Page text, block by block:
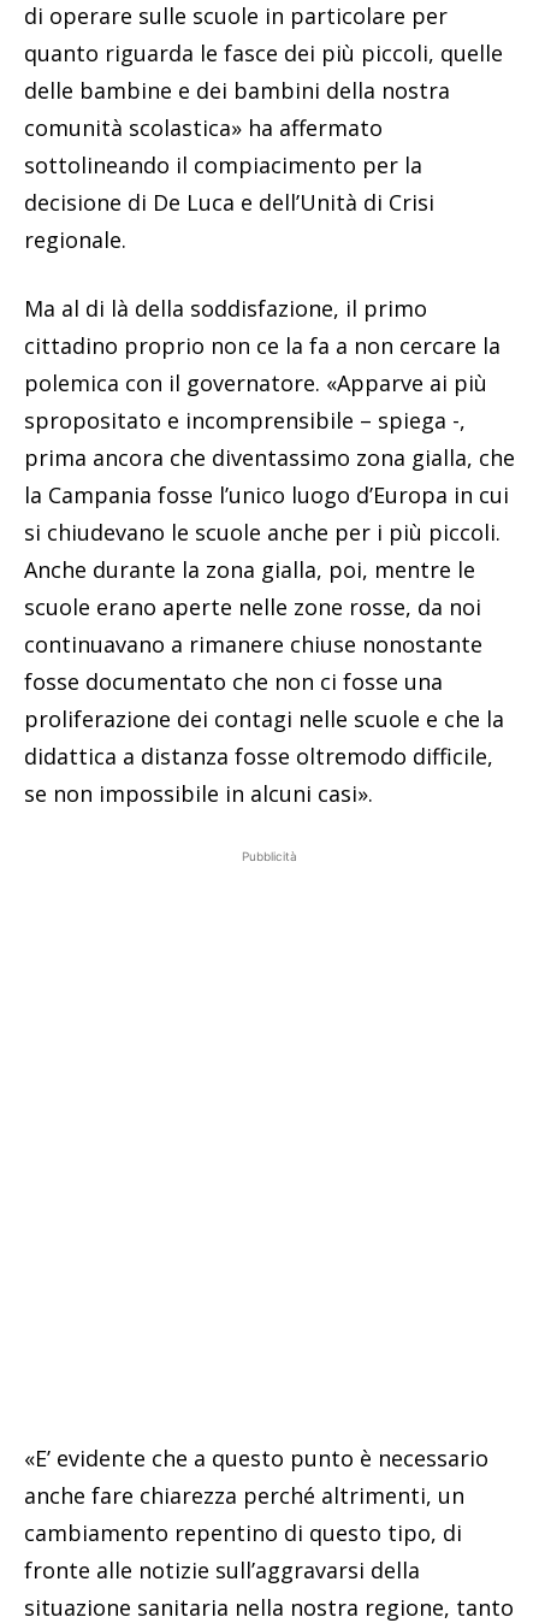
di operare sulle scuole in particolare per
quanto riguarda le fasce dei più piccoli, quelle
delle bambine e dei bambini della nostra
comunità scolastica» ha affermato
sottolineando il compiacimento per la
decisione di De Luca e dell’Unità di Crisi
regionale.
Ma al di là della soddisfazione, il primo
cittadino proprio non ce la fa a non cercare la
polemica con il governatore. «Apparve ai più
spropositato e incomprensibile – spiega -,
prima ancora che diventassimo zona gialla, che
la Campania fosse l’unico luogo d’Europa in cui
si chiudevano le scuole anche per i più piccoli.
Anche durante la zona gialla, poi, mentre le
scuole erano aperte nelle zone rosse, da noi
continuavano a rimanere chiuse nonostante
fosse documentato che non ci fosse una
proliferazione dei contagi nelle scuole e che la
didattica a distanza fosse oltremodo difficile,
se non impossibile in alcuni casi».
Pubblicità
«E’ evidente che a questo punto è necessario
anche fare chiarezza perché altrimenti, un
cambiamento repentino di questo tipo, di
fronte alle notizie sull’aggravarsi della
situazione sanitaria nella nostra regione, tanto